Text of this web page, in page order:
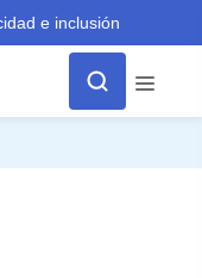
e inclusión
Menú